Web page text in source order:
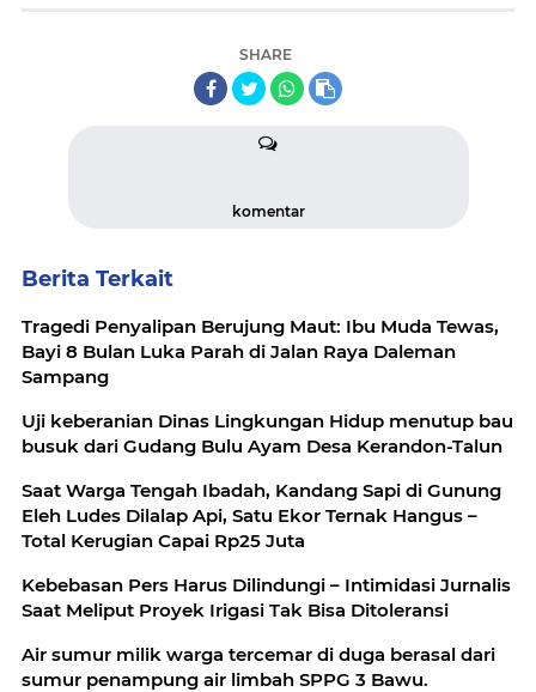
SHARE
komentar
Berita Terkait
Tragedi Penyalipan Berujung Maut: Ibu Muda Tewas,
Bayi 8 Bulan Luka Parah di Jalan Raya Daleman
Sampang
Uji keberanian Dinas Lingkungan Hidup menutup bau
busuk dari Gudang Bulu Ayam Desa Kerandon-Talun
Saat Warga Tengah Ibadah, Kandang Sapi di Gunung
Eleh Ludes Dilalap Api, Satu Ekor Ternak Hangus –
Total Kerugian Capai Rp25 Juta
Kebebasan Pers Harus Dilindungi – Intimidasi Jurnalis
Saat Meliput Proyek Irigasi Tak Bisa Ditoleransi
Air sumur milik warga tercemar di duga berasal dari
sumur penampung air limbah SPPG 3 Bawu.